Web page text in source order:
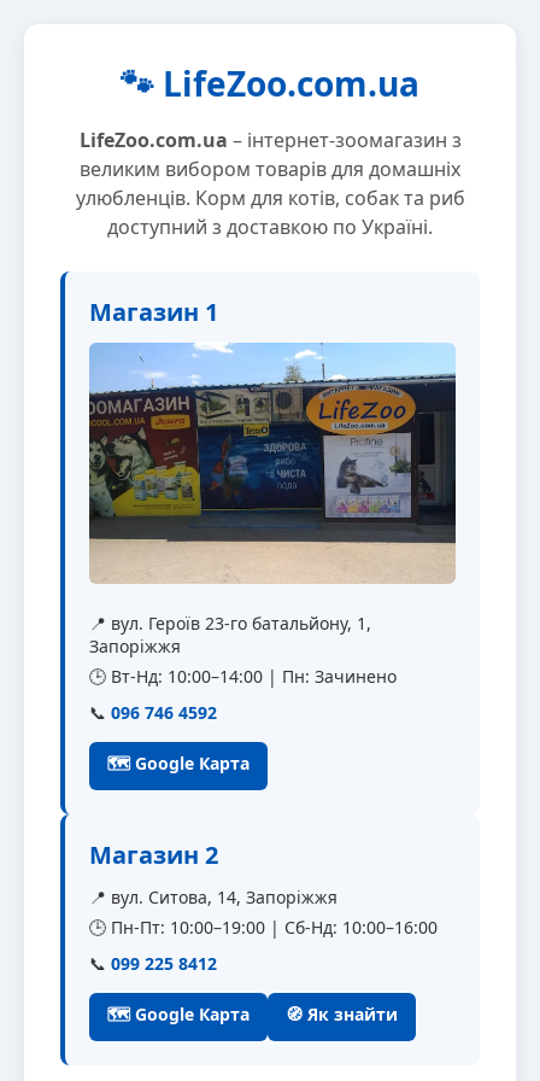
🐾 LifeZoo.com.ua
LifeZoo.com.ua – інтернет-зоомагазин з
великим вибором товарів для домашніх
улюбленців. Корм для котів, собак та риб
доступний з доставкою по Україні.
Магазин 1
📍 вул. Героїв 23-го батальйону, 1,
Запоріжжя
🕒 Вт-Нд: 10:00–14:00 | Пн: Зачинено
📞 096 746 4592
🗺 Google Карта
Магазин 2
📍 вул. Ситова, 14, Запоріжжя
🕒 Пн-Пт: 10:00–19:00 | Сб-Нд: 10:00–16:00
📞 099 225 8412
🗺 Google Карта 🧭 Як знайти